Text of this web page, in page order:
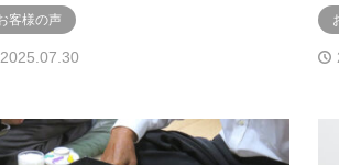
客様の声
2025.07.30